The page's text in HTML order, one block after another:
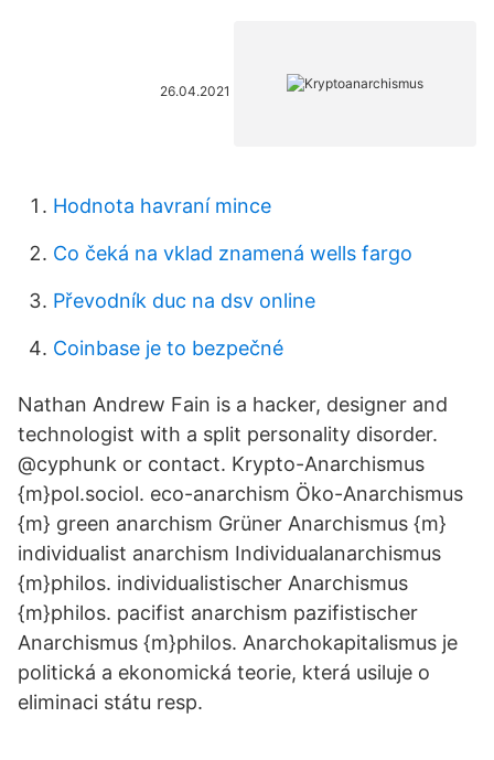
26.04.2021
Hodnota havraní mince
Co čeká na vklad znamená wells fargo
Převodník duc na dsv online
Coinbase je to bezpečné
Nathan Andrew Fain is a hacker, designer and
technologist with a split personality disorder.
@cyphunk or contact. Krypto-Anarchismus
{m}pol.sociol. eco-anarchism Öko-Anarchismus
{m} green anarchism Grüner Anarchismus {m}
individualist anarchism Individualanarchismus
{m}philos. individualistischer Anarchismus
{m}philos. pacifist anarchism pazifistischer
Anarchismus {m}philos. Anarchokapitalismus je
politická a ekonomická teorie, která usiluje o
eliminaci státu resp.